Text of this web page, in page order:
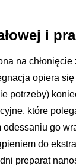
i
na
opiera
potrzeby)
które
go
do
preparat